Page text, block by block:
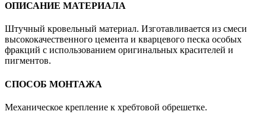
ОПИСАНИЕ МАТЕРИАЛА
Штучный кровельный материал. Изготавливается из смеси
высококачественного цемента и кварцевого песка особых
фракций с использованием оригинальных красителей и
пигментов.
СПОСОБ МОНТАЖА
Механическое крепление к хребтовой обрешетке.